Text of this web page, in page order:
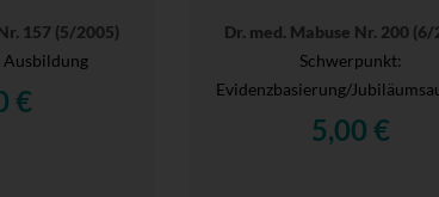
157 (5/2005)
Ausbildung
€
Dr. med. Mabuse Nr. 200 (6/
Schwerpunkt:
Evidenzbasierung/
5,00 €